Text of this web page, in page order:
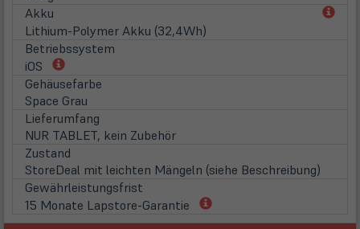
Akku
Lithium-Polymer Akku (32,4Wh)
Betriebssystem
iOS
(öffnet
in
neuem
Tab)
Gehäusefarbe
Space Grau
Lieferumfang
NUR TABLET, kein Zubehör
Zustand
StoreDeal mit leichten Mängeln (siehe Beschreibung)
Gewährleistungsfrist
15 Monate Lapstore-Garantie
(öffnet
in